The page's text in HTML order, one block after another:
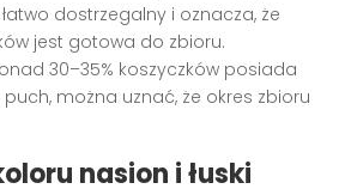
dostrzegalny i oznacza, że
jest gotowa do zbioru.
30–35% koszyczków posiada
puch, można uznać, że okres zbioru
nasion i łuski